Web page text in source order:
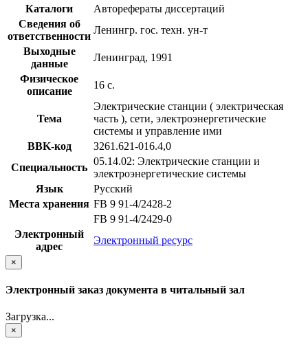
Каталоги
Авторефераты диссертаций
Сведения об
ответственности
Ленингр. гос. техн. ун-т
Выходные
данные
Ленинград, 1991
Физическое
описание
16 с.
Тема
Электрические станции ( электрическая
часть ), сети, электроэнергетические
системы и управление ими
BBK-код
З261.621-016.4,0
Специальность
05.14.02: Электрические станции и
электроэнергетические системы
Язык
Русский
Места хранения FB 9 91-4/2428-2
FB 9 91-4/2429-0
Электронный
адрес
Электронный ресурс
×
Электронный заказ документа в читальный зал
Загрузка...
×